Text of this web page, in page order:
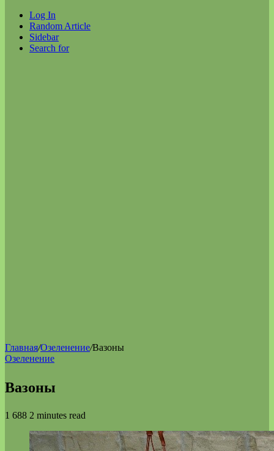
Log In
Random Article
Sidebar
Search for
Главная/Озеленение/Вазоны
Озеленение
Вазоны
1 688 2 minutes read